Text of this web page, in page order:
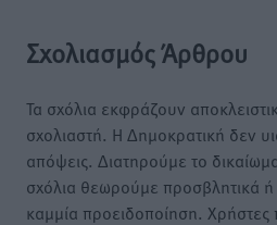
Σχολιασμός Άρθρου
Τα σχόλια εκφράζουν
σχολιαστή. Η Δημοκρατική δεν
απόψεις. Διατηρούμε το
σχόλια θεωρούμε προσβλητικά ή
καμμία προειδοποίηση.